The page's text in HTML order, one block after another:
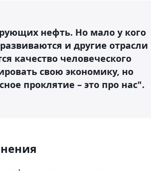
нефть. Но мало у кого
и другие отрасли
качество человеческого
свою экономику, но
проклятие – это про нас".